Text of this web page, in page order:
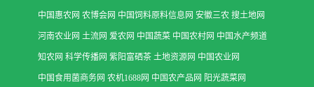
中国惠农网 农博会网 中国饲料原料信息网 安徽三农 搜土地网
河南农业网 土流网 爱农网 中国蔬菜 中国农村网 中国水产频道
知农网 科学传播网 紫阳富硒茶 土地资源网 中国农业网
中国食用菌商务网 农机1688网 中国农产品网 阳光蔬菜网